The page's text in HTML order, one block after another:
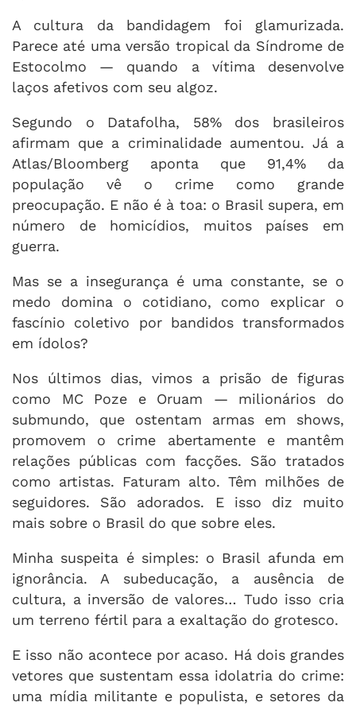
A cultura da bandidagem foi glamurizada.
Parece até uma versão tropical da Síndrome de
Estocolmo — quando a vítima desenvolve
laços afetivos com seu algoz.
Segundo o Datafolha, 58% dos brasileiros
afirmam que a criminalidade aumentou. Já a
Atlas/Bloomberg aponta que 91,4% da
população vê o crime como grande
preocupação. E não é à toa: o Brasil supera, em
número de homicídios, muitos países em
guerra.
Mas se a insegurança é uma constante, se o
medo domina o cotidiano, como explicar o
fascínio coletivo por bandidos transformados
em ídolos?
Nos últimos dias, vimos a prisão de figuras
como MC Poze e Oruam — milionários do
submundo, que ostentam armas em shows,
promovem o crime abertamente e mantêm
relações públicas com facções. São tratados
como artistas. Faturam alto. Têm milhões de
seguidores. São adorados. E isso diz muito
mais sobre o Brasil do que sobre eles.
Minha suspeita é simples: o Brasil afunda em
ignorância. A subeducação, a ausência de
cultura, a inversão de valores… Tudo isso cria
um terreno fértil para a exaltação do grotesco.
E isso não acontece por acaso. Há dois grandes
vetores que sustentam essa idolatria do crime:
uma mídia militante e populista, e setores da